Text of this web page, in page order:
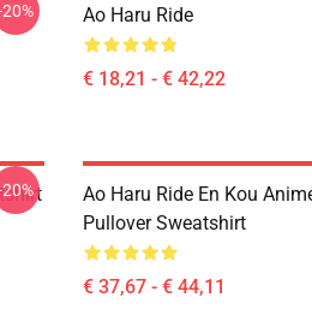
Ao Haru Ride
€ 18,21 - € 42,22
Ao Haru Ride En Kou
Pullover Sweatshirt
€ 37,67 - € 44,11